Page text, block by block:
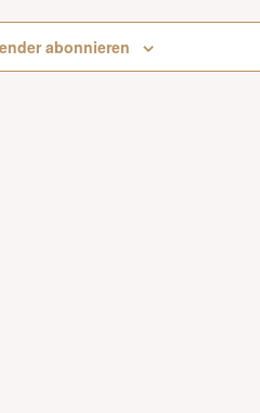
abonnieren